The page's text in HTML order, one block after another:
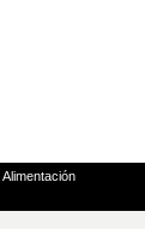
Alimentación